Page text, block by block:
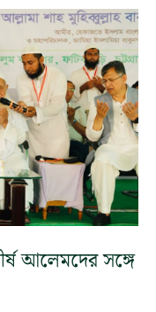
আলেমদের সঙ্গে